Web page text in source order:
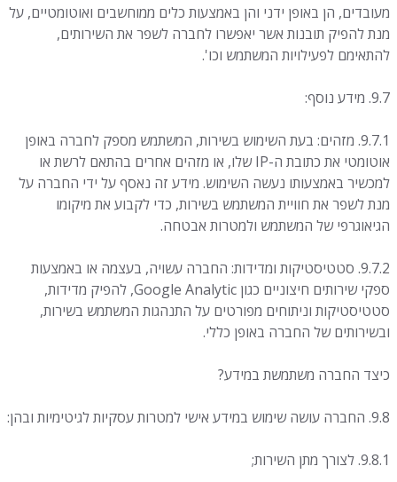
מעובדים, הן באופן ידני והן באמצעות כלים ממוחשבים ואוטומטיים, על
מנת להפיק תובנות אשר יאפשרו לחברה לשפר את השירותים,
להתאימם לפעילויות המשתמש וכו'.
9.7. מידע נוסף:
9.7.1. מזהים: בעת השימוש בשירות, המשתמש מספק לחברה באופן
אוטומטי את כתובת ה-IP שלו, או מזהים אחרים בהתאם לרשת או
למכשיר באמצעותו נעשה השימוש. מידע זה נאסף על ידי החברה על
מנת לשפר את חוויית המשתמש בשירות, כדי לקבוע את מיקומו
הגיאוגרפי של המשתמש ולמטרות אבטחה.
9.7.2. סטטיסטיקות ומדידות: החברה עשויה, בעצמה או באמצעות
ספקי שירותים חיצוניים כגון Google Analytic, להפיק מדידות,
סטטיסטיקות וניתוחים מפורטים על התנהגות המשתמש בשירות,
ובשירותים של החברה באופן כללי.
כיצד החברה משתמשת במידע?
9.8. החברה עושה שימוש במידע אישי למטרות עסקיות לגיטימיות ובהן:
9.8.1. לצורך מתן השירות;